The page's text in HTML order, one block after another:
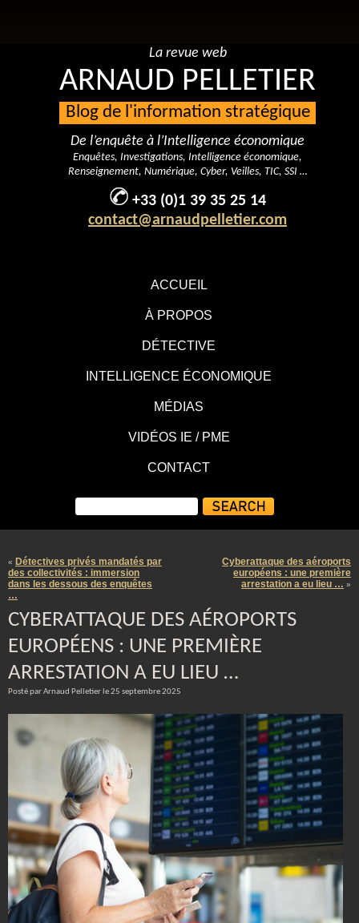
ACCUEIL
À PROPOS
DÉTECTIVE
INTELLIGENCE ÉCONOMIQUE
MÉDIAS
VIDÉOS IE / PME
CONTACT
La revue web
ARNAUD PELLETIER
Blog de l'information stratégique
De l’enquête à l’Intelligence économique
Enquêtes, Investigations, Intelligence économique,
Renseignement, Numérique, Cyber, Veilles, TIC, SSI …
+33 (0)1 39 35 25 14
contact@arnaudpelletier.com
« Détectives privés mandatés par
des collectivités : immersion
dans les dessous des enquêtes
…
Cyberattaque des aéroports
européens : une première
arrestation a eu lieu … »
CYBERATTAQUE DES AÉROPORTS
EUROPÉENS : UNE PREMIÈRE
ARRESTATION A EU LIEU …
Posté par Arnaud Pelletier le 25 septembre 2025